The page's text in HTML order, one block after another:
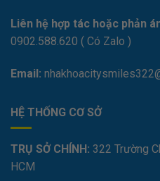
Liên hệ hợp tác hoặc phản
0902.588.620 ( Có Zalo )
Email:
HỆ THỐNG CƠ SỞ
TRỤ SỞ CHÍNH: 322 Trường
HCM